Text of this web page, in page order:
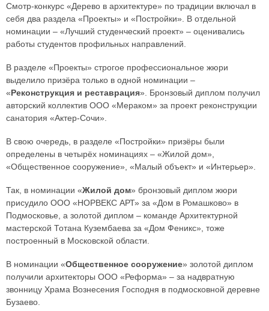
Смотр-конкурс «Дерево в архитектуре» по традиции включал в
себя два раздела «Проекты» и «Постройки». В отдельной
номинации – «Лучший студенческий проект» – оценивались
работы студентов профильных направлений.
В разделе «Проекты» строгое профессиональное жюри
выделило призёра только в одной номинации –
«Реконструкция и реставрация». Бронзовый диплом получил
авторский коллектив ООО «Мераком» за проект реконструкции
санатория «Актер-Сочи».
В свою очередь, в разделе «Постройки» призёры были
определены в четырёх номинациях – «Жилой дом»,
«Общественное сооружение», «Малый объект» и «Интерьер».
Так, в номинации «Жилой дом» бронзовый диплом жюри
присудило OOO «НОРВЕКС АРТ» за «Дом в Ромашково» в
Подмосковье, а золотой диплом – команде Архитектурной
мастерской Тотана Кузембаева за «Дом Феникс», тоже
построенный в Московской области.
В номинации «Общественное сооружение» золотой диплом
получили архитекторы ООО «Реформа» – за надвратную
звонницу Храма Вознесения Господня в подмосковной деревне
Бузаево.